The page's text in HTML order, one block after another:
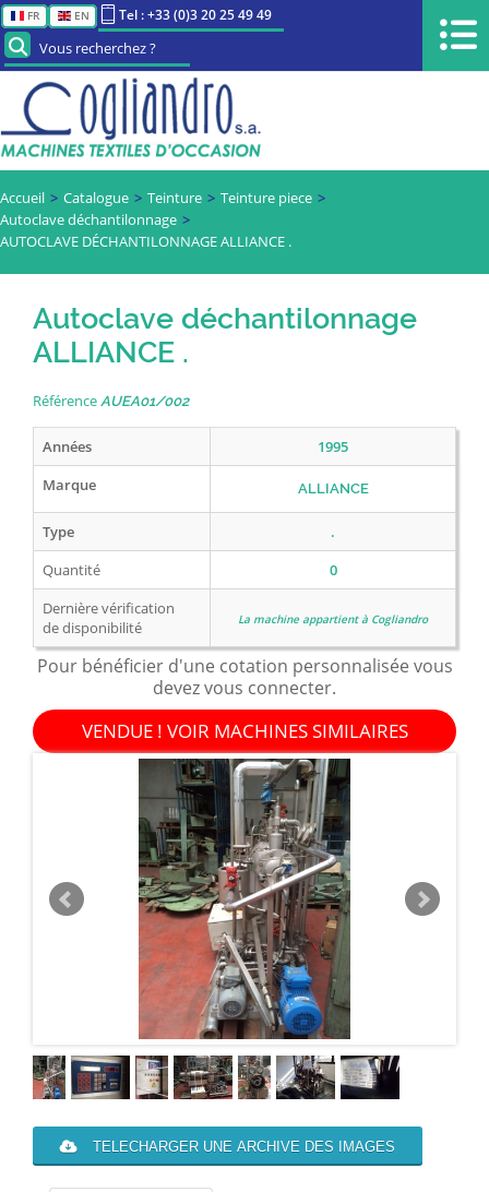
FR EN Tel : +33 (0)3 20 25 49 49
Vous recherchez ?
Accueil Catalogue Teinture
Teinture piece
Autoclave déchantilonnage
AUTOCLAVE DÉCHANTILONNAGE ALLIANCE .
Autoclave déchantilonnage
ALLIANCE .
Référence AUEA01/002
Années
1995
Marque
ALLIANCE
Type
.
Quantité
0
Dernière vérification
de disponibilité
La machine appartient à Cogliandro
Pour bénéficier d'une cotation personnalisée vous
devez vous connecter.
VENDUE ! VOIR MACHINES SIMILAIRES
TELECHARGER UNE ARCHIVE DES IMAGES